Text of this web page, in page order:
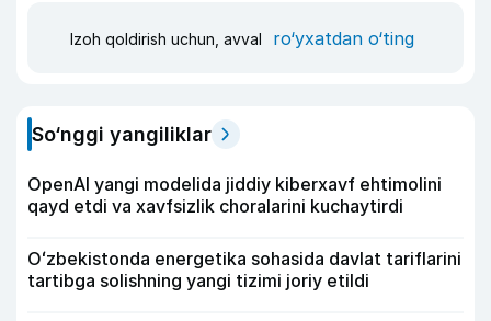
Izoh qoldirish uchun, avval ro‘yxatdan o‘ting
So‘nggi yangiliklar
OpenAI yangi modelida jiddiy kiberxavf ehtimolini
qayd etdi va xavfsizlik choralarini kuchaytirdi
Oʻzbekistonda energetika sohasida davlat tariflarini
tartibga solishning yangi tizimi joriy etildi